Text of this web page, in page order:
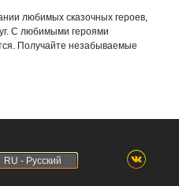
любимых сказочных героев,
С любимыми героями
Получайте незабываемые
RU - Русский